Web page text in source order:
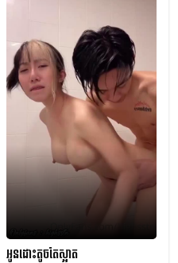
អូនដោះតូចតែស្អាត